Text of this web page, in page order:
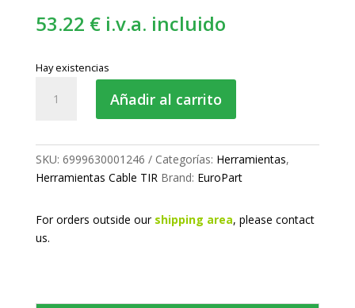
53.22 € i.v.a. incluido
Hay existencias
soporte
TIR
6mm
Añadir al carrito
SKU: 6999630001246 Categorías: Herramientas,
Herramientas Cable TIR Brand: EuroPart
For orders outside our shipping area, please contact
us.